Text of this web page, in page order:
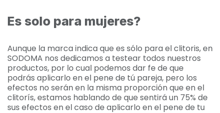
Es solo para mujeres?
Aunque la marca indica que es sólo para el clitoris, en
SODOMA nos dedicamos a testear todos nuestros
productos, por lo cual podemos dar fe de que
podrás aplicarlo en el pene de tú pareja, pero los
efectos no serán en la misma proporción que en el
clitorís, estamos hablando de que sentirá un 75% de
sus efectos en el caso de aplicarlo en el pene de tu